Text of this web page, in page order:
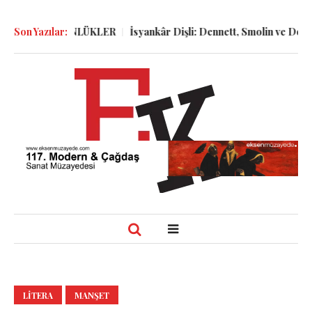
Son Yazılar:
ve GÜNLÜKLER İsyankâr Dişli: Dennett, Smolin ve
LITERA MANŞET